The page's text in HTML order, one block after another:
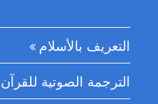
التعريف بالأسلام
الترجمة الصوتية